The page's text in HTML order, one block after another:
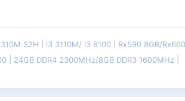
S2H i3 3110M/ i3 8100 Rx590 8GB/
24GB DDR4 2300MHz/8GB DDR3 1600MHz